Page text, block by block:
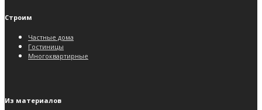
Строим
Частные дома
Гостиницы
Многоквартирные
Из материалов